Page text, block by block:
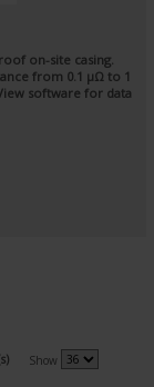
on-site casing.
from 0.1 μΩ to 1
software for data
Show